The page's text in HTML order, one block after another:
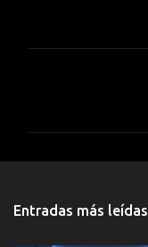
t
Entradas más leídas